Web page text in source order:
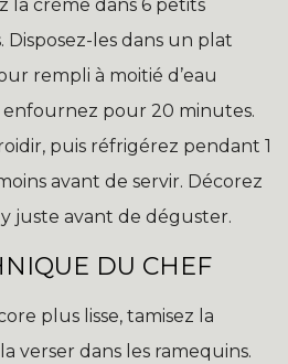
la crème dans 6 petits
Disposez-les dans un plat
rempli à moitié d’eau
pour 20 minutes.
puis réfrigérez pendant 1
avant de servir. Décorez
juste avant de déguster.
DU CHEF
plus lisse, tamisez la
verser dans les ramequins.